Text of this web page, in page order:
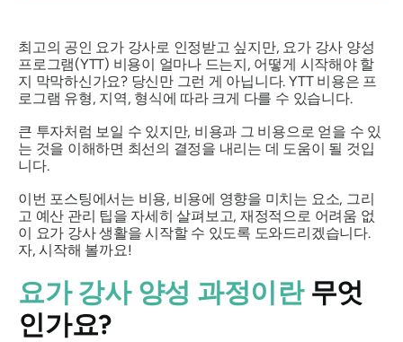
최고의 공인 요가 강사로 인정받고 싶지만, 요가 강사 양성
프로그램(YTT) 비용이 얼마나 드는지, 어떻게 시작해야 할
지 막막하신가요? 당신만 그런 게 아닙니다. YTT 비용은 프
로그램 유형, 지역, 형식에 따라 크게 다를 수 있습니다.
큰 투자처럼 보일 수 있지만, 비용과 그 비용으로 얻을 수 있
는 것을 이해하면 최선의 결정을 내리는 데 도움이 될 것입
니다.
이번 포스팅에서는 비용, 비용에 영향을 미치는 요소, 그리
고 예산 관리 팁을 자세히 살펴보고, 재정적으로 어려움 없
이 요가 강사 생활을 시작할 수 있도록 도와드리겠습니다.
자, 시작해 볼까요!
요가 강사 양성 과정이란무엇
인가요?